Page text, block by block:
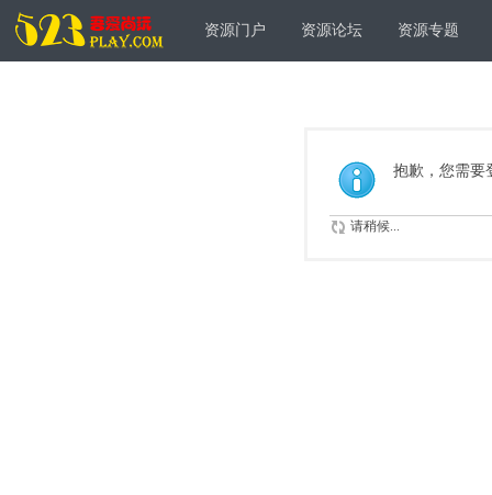
资源门户 资源论坛 资源专题
抱歉，您需要
请稍候...